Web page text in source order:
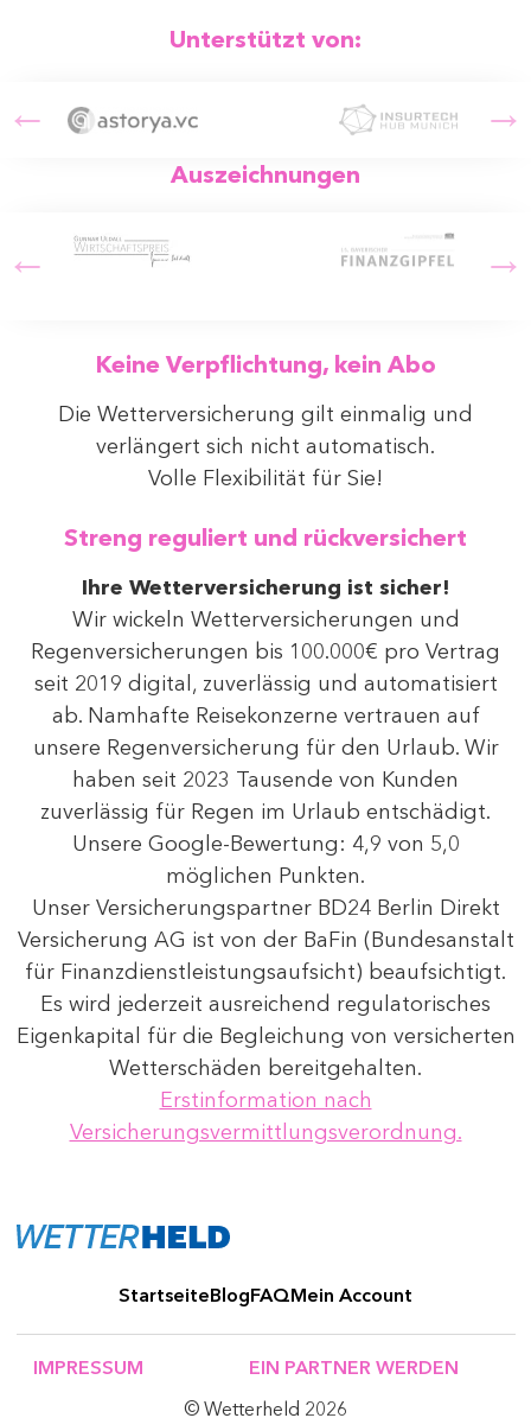
Unterstützt von:
Auszeichnungen
Keine Verpflichtung, kein Abo
Die Wetterversicherung gilt einmalig und
verlängert sich nicht automatisch.
Volle Flexibilität für Sie!
Streng reguliert und rückversichert
Ihre Wetterversicherung ist sicher!
Wir wickeln Wetterversicherungen und
Regenversicherungen bis 100.000€ pro Vertrag
seit 2019 digital, zuverlässig und automatisiert
ab. Namhafte Reisekonzerne vertrauen auf
unsere Regenversicherung für den Urlaub. Wir
haben seit 2023 Tausende von Kunden
zuverlässig für Regen im Urlaub entschädigt.
Unsere Google-Bewertung: 4,9 von 5,0
möglichen Punkten.
Unser Versicherungspartner BD24 Berlin Direkt
Versicherung AG ist von der BaFin (Bundesanstalt
für Finanzdienstleistungsaufsicht) beaufsichtigt.
Es wird jederzeit ausreichend regulatorisches
Eigenkapital für die Begleichung von versicherten
Wetterschäden bereitgehalten.
Erstinformation nach
Versicherungsvermittlungsverordnung.
StartseiteBlogFAQMein Account
© Wetterheld 2026
IMPRESSUM EIN PARTNER WERDEN